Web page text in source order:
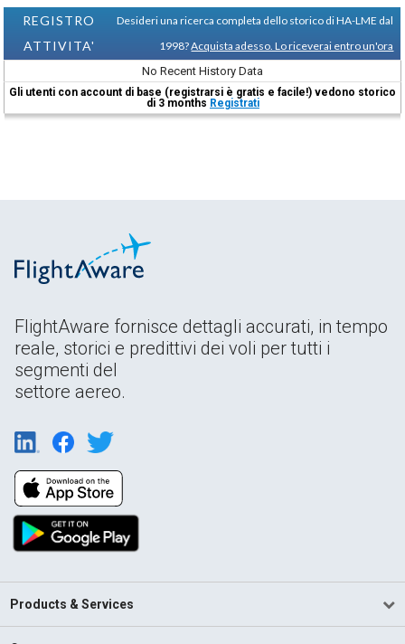
REGISTRO
ATTIVITA'
Desideri una ricerca completa dello storico di HA-LME dal
1998?Acquista adesso. Lo riceverai entro un'ora
No Recent History Data
Gli utenti con account di base (registrarsi è gratis e facile!) vedono storico
di 3 months Registrati
FlightAware fornisce dettagli accurati, in tempo
reale, storici e predittivi dei voli per tutti i
segmenti del
settore aereo.
Products & Services